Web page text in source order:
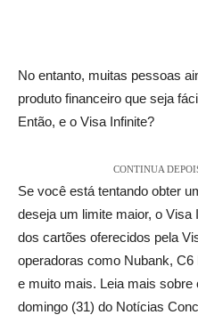
No entanto, muitas pessoas
produto financeiro que seja
Então, e o Visa Infinite?
CONTINUA
Se você está tentando obter
deseja um limite maior, o
dos cartões oferecidos pela
operadoras como Nubank,
e muito mais. Leia mais
domingo (31) do Notícias